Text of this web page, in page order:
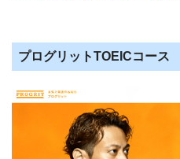
プログリットTOEICコース